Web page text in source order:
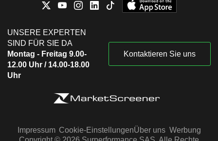
UNSERE EXPERTEN
SIND FÜR SIE DA
Montag - Freitag 9.00-
12.00 Uhr / 14.00-18.00
Uhr
Kontaktieren Sie uns
Impressum Cookie-EinstellungenÜber uns Werbung